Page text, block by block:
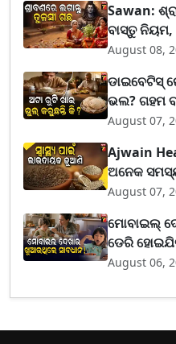
Sawan:
ବାସ୍ତୁ
August 08,
ଡାଇବେଟିସ୍
ଭଲ? ଗହମ
August 07,
Ajwain
ଅନେକ
August 07,
ମୋବାଇଲ୍
ଡେରି
August 06,